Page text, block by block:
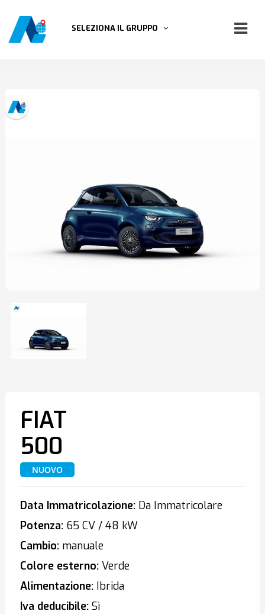
SELEZIONA IL GRUPPO
FIAT
500
NUOVO
Data Immatricolazione:Da Immatricolare
Potenza:65 CV / 48 kW
Cambio:manuale
Colore esterno:Verde
Alimentazione:Ibrida
Iva deducibile:Sì